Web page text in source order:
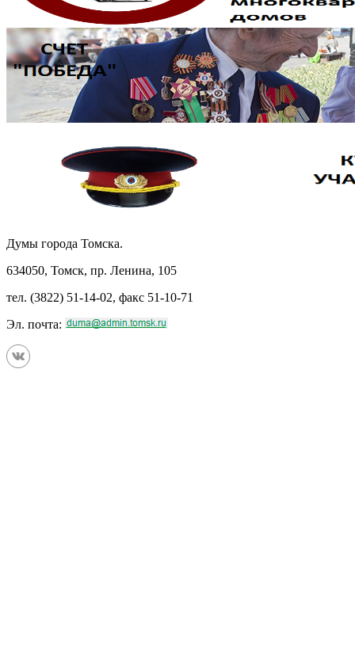
Думы города Томска.
634050, Томск, пр. Ленина, 105
тел. (3822) 51-14-02, факс 51-10-71
Эл. почта: